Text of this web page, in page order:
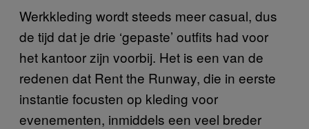
Werkkleding wordt steeds meer casual, dus
de tijd dat je drie ‘gepaste’ outfits had voor
het kantoor zijn voorbij. Het is een van de
redenen dat Rent the Runway, die in eerste
instantie focusten op kleding voor
evenementen, inmiddels een veel breder